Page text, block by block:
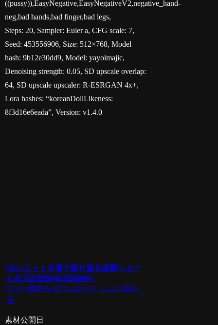
((pussy)),EasyNegative,EasyNegativeV2,negative_hand-
neg,bad hands,bad finger,bad legs,
Steps: 20, Sampler: Euler a, CFG scale: 7,
Seed: 453556906, Size: 512×768, Model
hash: 9b12e30dd9, Model: yayoimajic,
Denoising strength: 0.05, SD upscale overlap:
64, SD upscale upscaler: R-ESRGAN 4x+,
Lora hashes: “koreanDollLikeness:
8f3d16e6eada”, Version: v1.4.0
"白いニットを着て振り返る金髪ショー
トボブの女性[453556906]"
フリー素材をダウンロード
（1.17 MB）
download
素材公開日